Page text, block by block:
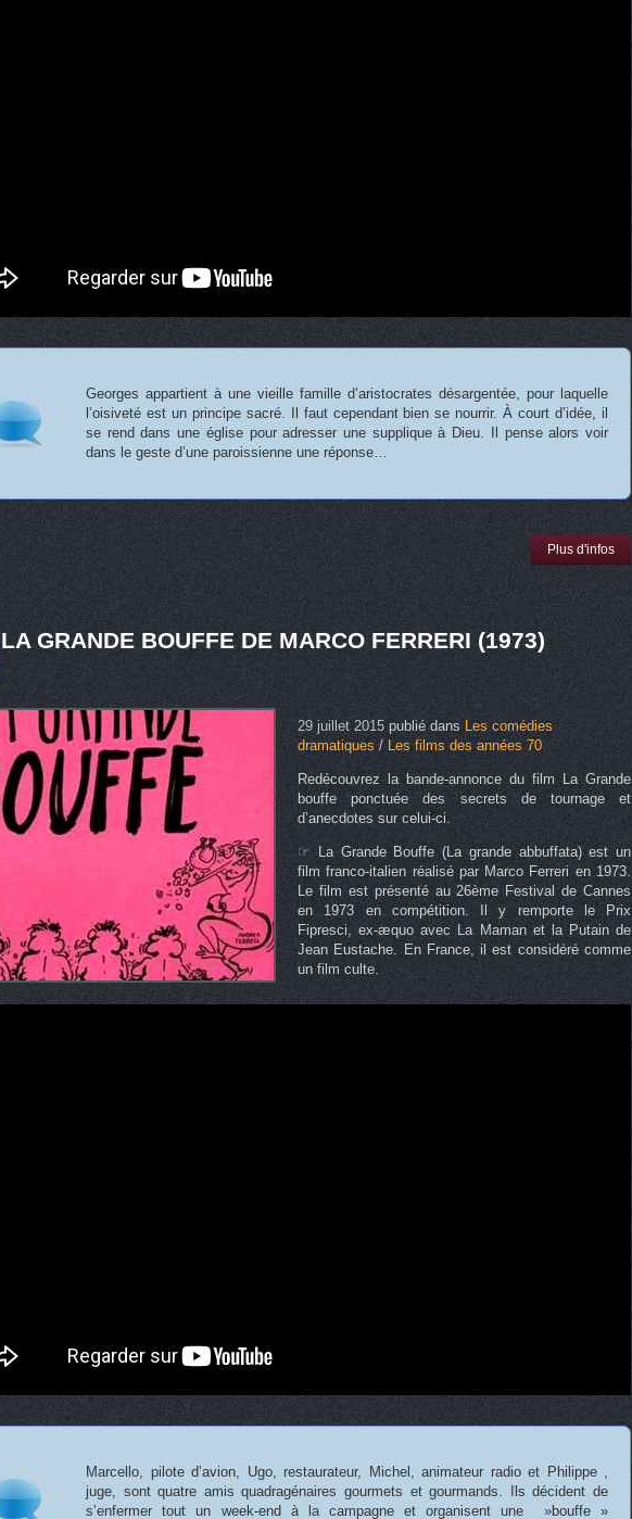
Georges appartient à une vieille famille d’aristocrates désargentée, pour laquelle
l’oisiveté est un principe sacré. Il faut cependant bien se nourrir. À court d’idée, il
se rend dans une église pour adresser une supplique à Dieu. Il pense alors voir
dans le geste d’une paroissienne une réponse…
Plus d'infos
LA GRANDE BOUFFE DE MARCO FERRERI (1973)
29 juillet 2015publié dans Les comédies
dramatiques / Les films des années 70
Redécouvrez la bande-annonce du film La Grande
bouffe ponctuée des secrets de tournage et
d’anecdotes sur celui-ci.
☞ La Grande Bouffe (La grande abbuffata) est un
film franco-italien réalisé par Marco Ferreri en 1973.
Le film est présenté au 26ème Festival de Cannes
en 1973 en compétition. Il y remporte le Prix
Fipresci, ex-æquo avec La Maman et la Putain de
Jean Eustache. En France, il est considéré comme
un film culte.
Marcello, pilote d’avion, Ugo, restaurateur, Michel, animateur radio et Philippe ,
juge, sont quatre amis quadragénaires gourmets et gourmands. Ils décident de
s’enfermer tout un week-end à la campagne et organisent une »bouffe »